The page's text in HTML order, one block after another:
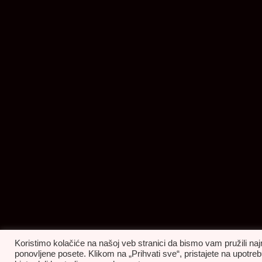
Koristimo kolačiće na našoj veb stranici da bismo vam pružili
ponovljene posete. Klikom na „Prihvati sve“, pristajete na